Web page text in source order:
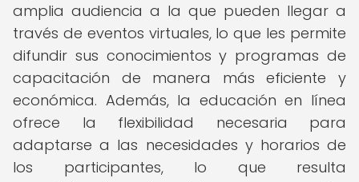
amplia audiencia a la que pueden llegar a
través de eventos virtuales, lo que les permite
difundir sus conocimientos y programas de
capacitación de manera más eficiente y
económica. Además, la educación en línea
ofrece la flexibilidad necesaria para
adaptarse a las necesidades y horarios de
los participantes, lo que resulta